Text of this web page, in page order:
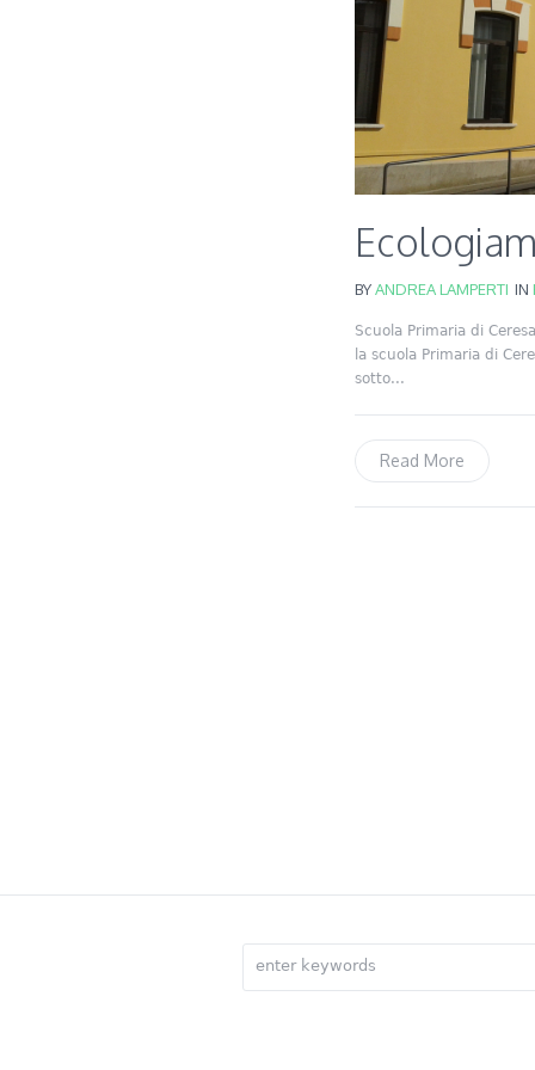
BYANDREA LAMPERTI IN
Scuola Primaria di
la scuola Primaria di
sotto...
Read More